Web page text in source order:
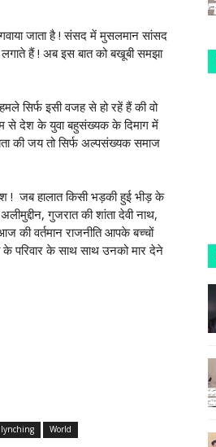
जाता है ! संसद में मुसलमान सांसद
हैं ! अब इस बात को बखूबी समझा
सिर्फ इसी वजह से हो रहें हैं की वो
से देश के युवा बहुसंख्यक के दिमाग में
की जय तो सिर्फ अल्पसंख्यक समाज
! जब हालात किसी भड़की हुई भीड़ के
गुजरात की शांता देवी नाथ,
की वर्तमान राजनीति आपके बच्चों
के परिवार के साथ साथ उनको मार देने
World